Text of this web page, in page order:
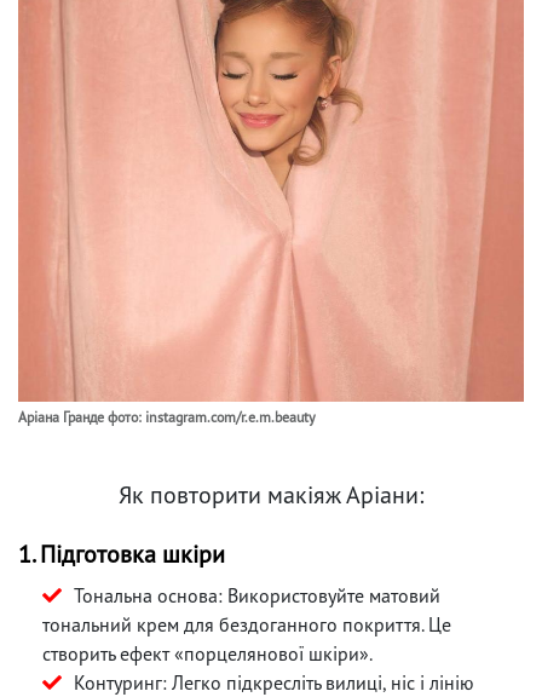
Аріана Гранде фото: instagram.com/r.e.m.beauty
Як повторити макіяж Аріани:
1. Підготовка шкіри
Тональна основа: Використовуйте матовий
тональний крем для бездоганного покриття. Це
створить ефект «порцелянової шкіри».
Контуринг: Легко підкресліть вилиці, ніс і лінію